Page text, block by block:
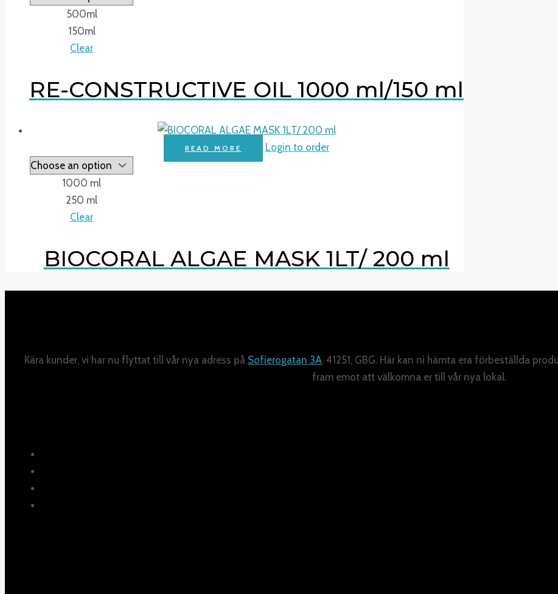
500ml
150ml
Clear
RE-CONSTRUCTIVE OIL 1000 ml/150 ml
READ MORE Login to order
1000 ml
250 ml
Clear
BIOCORAL ALGAE MASK 1LT/ 200 ml
Kära kunder, vi har nu flyttat till vår nya adress på Sofierogatan 3A. 41251, GBG. Här kan ni hämta era förbeställda
fram emot att välkomna er till vår nya lokal.